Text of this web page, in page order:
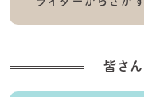
皆さ